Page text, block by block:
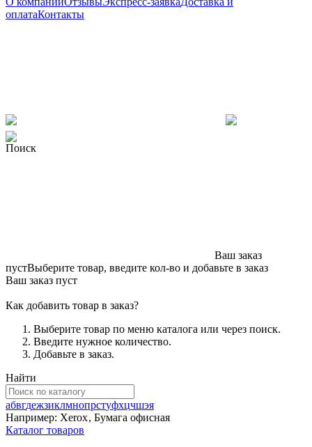
оплатаКонтакты
Поиск
Ваш заказ
пустВыберите товар, введите кол-во и добавьте в заказ
Ваш заказ пуст
Как добавить товар в заказ?
Выберите товар по меню каталога или через поиск.
Введите нужное количество.
Добавьте в заказ.
Найти
абвгдежзиклмнопрстуфхцчшэя
Например: Xerox, Бумага офисная
Каталог товаров